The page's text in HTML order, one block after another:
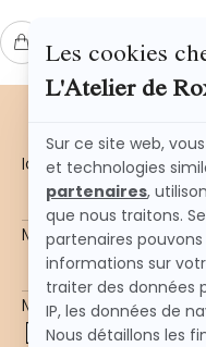
Identifiant ou e-mail*
Mot de passe*
Mot de passe perdu
Se souvenir de